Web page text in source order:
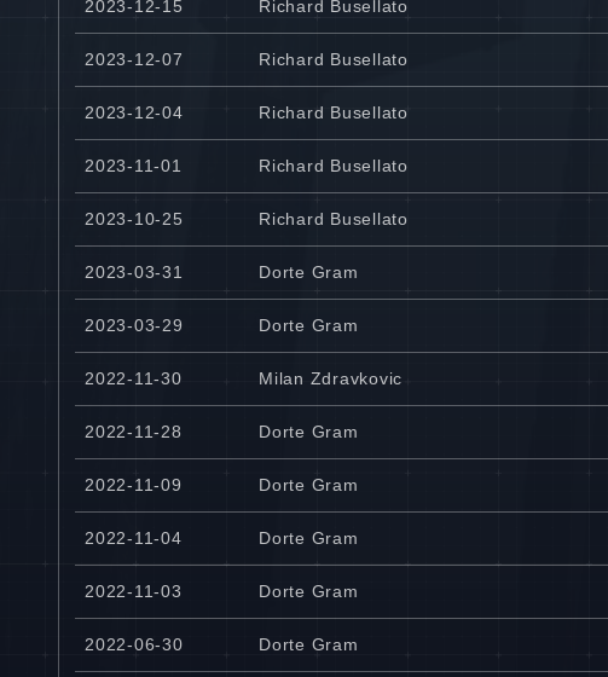
2023-12-15 Richard Busellato
2023-12-07 Richard Busellato
2023-12-04 Richard Busellato
2023-11-01 Richard Busellato
2023-10-25 Richard Busellato
2023-03-31 Dorte Gram
2023-03-29 Dorte Gram
2022-11-30 Milan Zdravkovic
2022-11-28 Dorte Gram
2022-11-09 Dorte Gram
2022-11-04 Dorte Gram
2022-11-03 Dorte Gram
2022-06-30 Dorte Gram